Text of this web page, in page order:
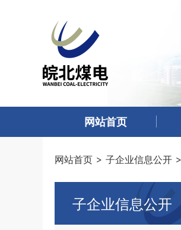
网站首页
网站首页 子企业信息公开
子企业信息公开